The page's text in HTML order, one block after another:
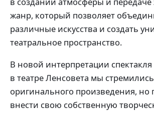
жанр, который позволяет
различные искусства и создать
театральное пространство.
В новой интерпретации спектакля
в театре Ленсовета мы
оригинального произведения, но
внести свою собственную